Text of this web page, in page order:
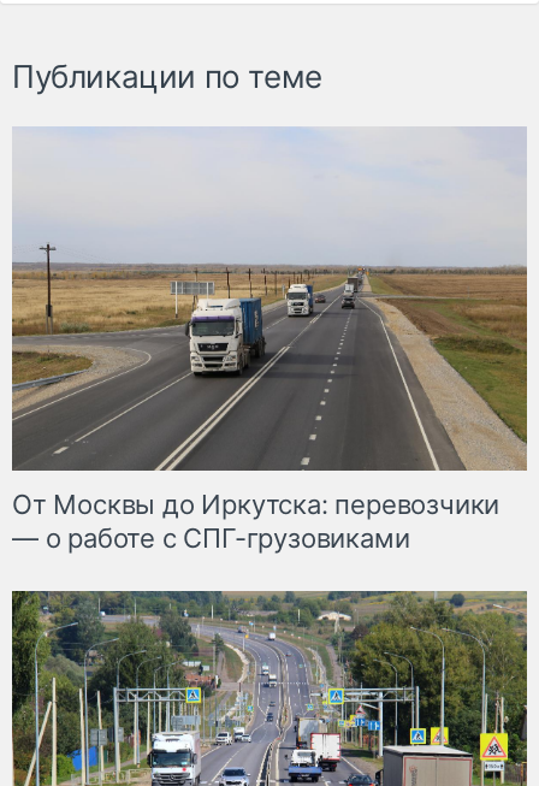
Публикации по теме
От Москвы до Иркутска: перевозчики
— о работе с СПГ-грузовиками